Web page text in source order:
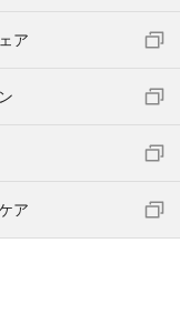
ア
ア